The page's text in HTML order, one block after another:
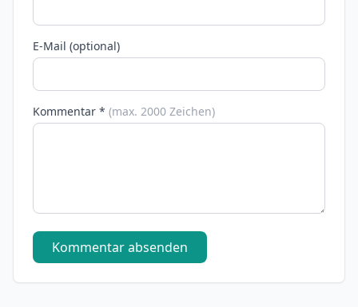
E-Mail (optional)
Kommentar * (max. 2000 Zeichen)
Kommentar absenden